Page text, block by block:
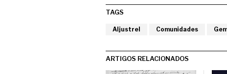
TAGS
Aljustrel Comunidades
ARTIGOS RELACIONADOS